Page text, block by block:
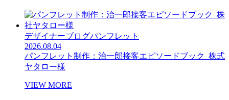
デザイナーブログパンフレット
2026.08.04
パンフレット制作：治一郎接客エピソードブック_株式
ヤタロー様
VIEW MORE